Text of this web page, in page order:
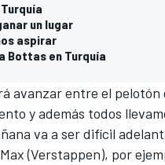
un lugar
aspirar
Bottas en Turquía
avanzar entre el pelotón
y además todos
va a ser difícil
(Verstappen), por